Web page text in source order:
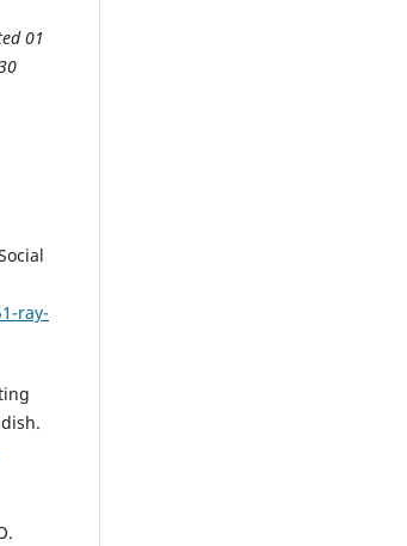
01
ray-